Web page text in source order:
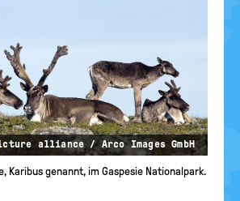
alliance / Arco Images GmbH
Karibus genannt, im Gaspesie Nationalpark.